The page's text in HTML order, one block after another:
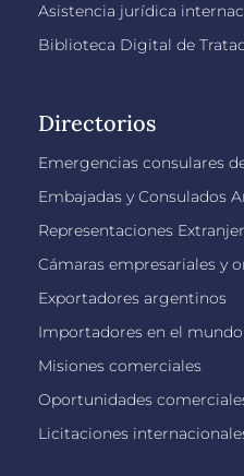
Asistencia jurídica
Biblioteca Digital de
Directorios
Emergencias consulares
Embajadas y Consulados
Representaciones
Cámaras empresariales y
Exportadores argentinos
Importadores en el mundo
Misiones comerciales
Oportunidades
Licitaciones